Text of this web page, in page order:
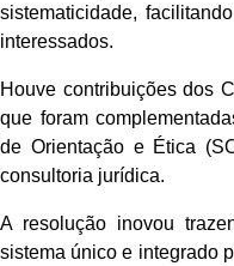
sistematicidade,
interessados.
Houve contribuições dos
que foram
de Orientação e Ética
consultoria jurídica.
A resolução inovou
sistema único e integrado